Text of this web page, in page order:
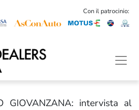
Con il patrocinio:
GIOVANZANA: intervista al